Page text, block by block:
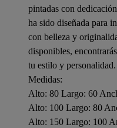
pintadas con
ha sido diseñada para
con belleza y
disponibles,
tu estilo y
Medidas:
Alto: 80 Largo: 60
Alto: 100 Largo: 80
Alto: 150 Largo: 100